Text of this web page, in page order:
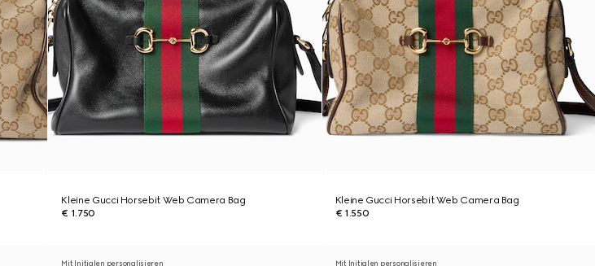
Kleine Gucci Horsebit Web Camera Bag
€ 1.750
Kleine Gucci Horsebit Web Camera Bag
€ 1.550
Mit Initialen personalisieren Mit Initialen personalisieren